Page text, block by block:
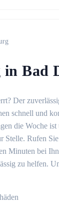
Bad
Der
schnell und
die Woche ist
Stelle. Rufen
Minuten bei
zu helfen.